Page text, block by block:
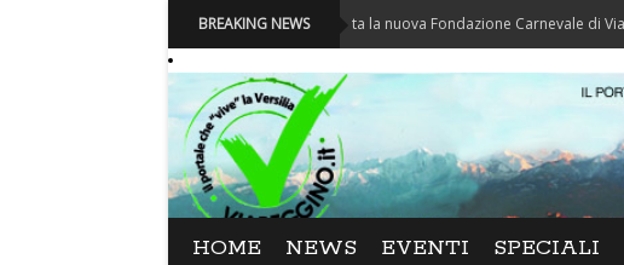
BREAKING NEWS
Carnevale - Nominata la nuova Fondazione Carnevale di Viareggio
HOME NEWS EVENTI SPECIALI